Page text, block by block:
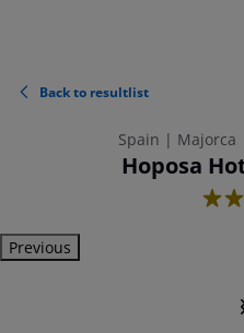
Back to resultlist
Spain | Majorca
Hoposa
4
Previous